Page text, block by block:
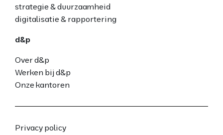
strategie & duurzaamheid
digitalisatie & rapportering
d&p
Over d&p
Werken bij d&p
Onze kantoren
Privacy policy